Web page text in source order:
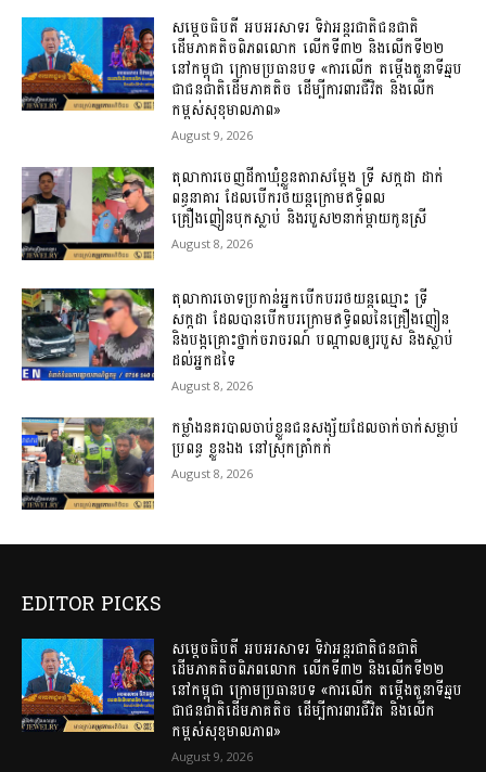
សម្តេចធិបតី អបអរសាទរ ទិវាអន្តរជាតិជនជាតិ
ដើមភាគតិចពិភពលោក លើកទី៣២ និងលើកទី២២
នៅកម្ពុជា ក្រោមប្រធានបទ «ការលើក តម្កើងតួនាទីឆ្មប
ជាជនជាតិដើមភាគតិច ដើម្បីការពារជីវិត និងលើក
កម្ពស់សុខុមាលភាព»
August 9, 2026
តុលាការចេញដីកាឃុំខ្លួនតារាសម្តែង ទ្រី សក្កដា ដាក់
ពន្ធនាគារ ដែលបើករថយន្តក្រោមឥទ្ធិពល
គ្រឿងញៀនបុកស្លាប់ និងរបួស២នាក់ម្តាយកូនស្រី
August 8, 2026
តុលាការចោទប្រកាន់អ្នកបើកបររថយន្តឈ្មោះ ទ្រី
សក្កដា ដែលបានបើកបរក្រោមឥទ្ធិពលនៃគ្រឿងញៀន
និងបង្កគ្រោះថ្នាក់ចរាចរណ៍ បណ្តាលឲ្យរបួស និងស្លាប់
ដល់អ្នកដទៃ
August 8, 2026
កម្លាំងនគរបាលចាប់ខ្លួនជនសង្ស័យដែលចាក់ចាក់សម្លាប់
ប្រពន្ធ ខ្លួនឯង នៅស្រុកត្រាំកក់
August 8, 2026
EDITOR PICKS
សម្តេចធិបតី អបអរសាទរ ទិវាអន្តរជាតិជនជាតិ
ដើមភាគតិចពិភពលោក លើកទី៣២ និងលើកទី២២
នៅកម្ពុជា ក្រោមប្រធានបទ «ការលើក តម្កើងតួនាទីឆ្មប
ជាជនជាតិដើមភាគតិច ដើម្បីការពារជីវិត និងលើក
កម្ពស់សុខុមាលភាព»
August 9, 2026